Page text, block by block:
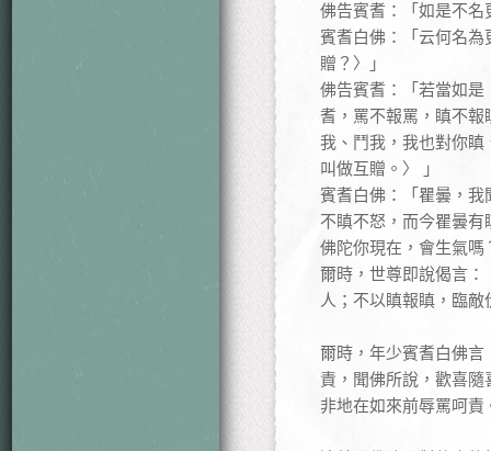
佛告賓耆：「如是不
賓耆白佛：「云何名
贈？〉」
佛告賓耆：「若當如
耆，罵不報罵，瞋不
我、鬥我，我也對你
叫做互贈。〉 」
賓耆白佛：「瞿曇，
不瞋不怒，而今瞿曇
佛陀你現在，會生氣嗎
爾時，世尊即說偈言
人；不以瞋報瞋，臨
爾時，年少賓耆白佛
責，聞佛所說，歡喜
非地在如來前辱罵呵